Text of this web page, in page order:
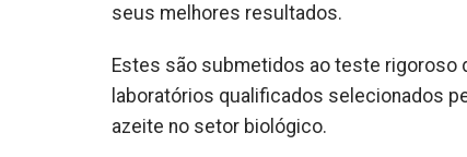
seus melhores resultados.
Estes são submetidos ao teste rigoroso
laboratórios qualificados selecionados
azeite no setor biológico.